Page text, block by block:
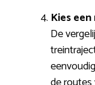
Kies
De